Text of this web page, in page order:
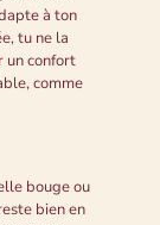
à ton
tu ne la
un confort
comme
bouge ou
bien en